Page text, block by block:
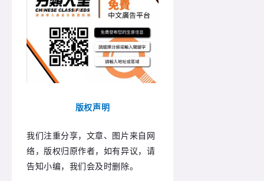
版权声明
我们注重分享，文章、图片来自网
络，版权归原作者，如有异议，请
告知小编，我们会及时删除。